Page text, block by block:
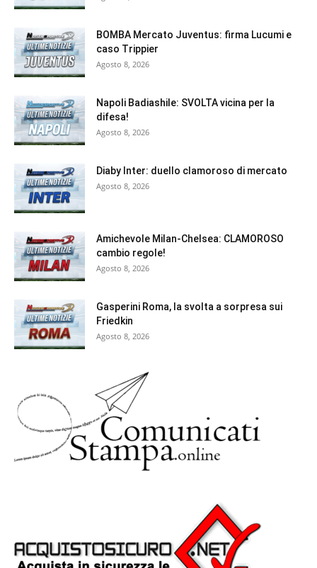
BOMBA Mercato Juventus: firma Lucumi e
caso Trippier
Agosto 8, 2026
Napoli Badiashile: SVOLTA vicina per la
difesa!
Agosto 8, 2026
Diaby Inter: duello clamoroso di mercato
Agosto 8, 2026
Amichevole Milan-Chelsea: CLAMOROSO
cambio regole!
Agosto 8, 2026
Gasperini Roma, la svolta a sorpresa sui
Friedkin
Agosto 8, 2026